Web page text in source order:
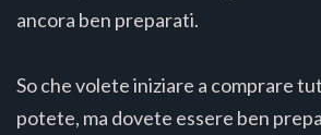
ancora ben preparati.
So che volete iniziare a comprare
potete, ma dovete essere ben